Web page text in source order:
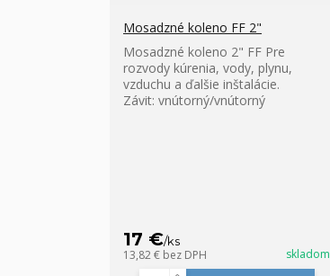
Mosadzné koleno FF 2"
Mosadzné koleno 2" FF Pre
rozvody kúrenia, vody, plynu,
vzduchu a ďalšie inštalácie.
Závit: vnútorný/vnútorný
17 €/ks
13,82 € bez DPH skladom